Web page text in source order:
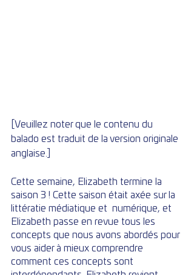
[Veuillez noter que le contenu du
balado est traduit de la version originale
anglaise.]
Cette semaine, Elizabeth termine la
saison 3 ! Cette saison était axée sur la
littératie médiatique et  numérique, et
Elizabeth passe en revue tous les
concepts que nous avons abordés pour
vous aider à mieux comprendre
comment ces concepts sont